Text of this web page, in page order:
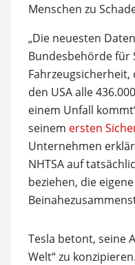
Menschen zu
„Die neuesten
Bundesbehörde für
Fahrzeugsicherheit,
den USA alle
einem Unfall
seinem ersten
Unternehmen
NHTSA auf
beziehen, die
Tesla betont, seine
Welt“ zu